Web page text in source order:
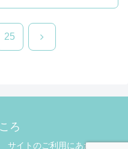
25 次
ろ
サイトのご利用にあたって